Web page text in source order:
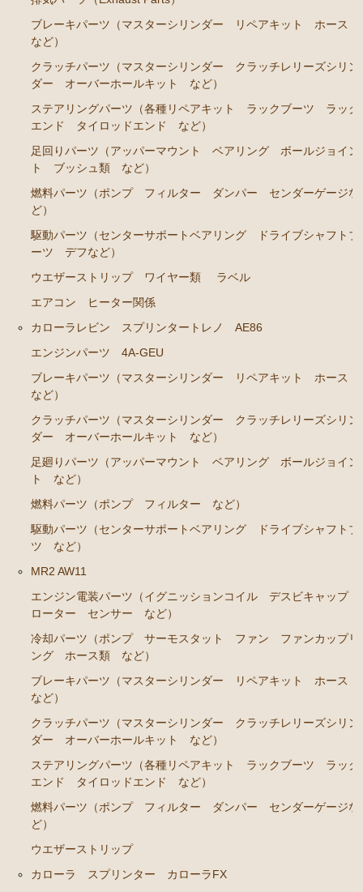
排気パーツ（Exhaust Parts）
ト ホース など）
クラッチパーツ（マスターシリンダー クラッチレリ
ーズシリンダー オーバーホールキット など）
ステアリングパーツ（各種リペアキット ラックブー
ツ ラックエンド タイロッドエンド など）
足回りパーツ（アッパーマウント ベアリング ボー
ルジョイント ブッシュ類 など）
燃料パーツ（ポンプ フィルター ダンパー センダ
ーゲージなど）
駆動パーツ（センターサポートベアリング ドライブ
シャフトブーツ デフなど）
ウエザーストリップ ワイヤー類
ラベル
エアコン ヒーター関係
カローラレビン スプリンタートレノ AE86
エンジンパーツ 4A-GEU
ブレーキパーツ（マスターシリンダー リペアキッ
ーズシリンダー オーバーホールキット など）
足廻りパーツ（アッパーマウント ベアリング ボー
燃料パーツ（ポンプ フィルター など）
駆動パーツ（センターサポートベアリング ドライブ
シャフトブーツ など）
MR2 AW11
エンジン電装パーツ（イグニッションコイル デスビ
キャップ ローター センサー など）
冷却パーツ（ポンプ サーモスタット ファン ファ
ンカップリング ホース類 など）
ブレーキパーツ（マスターシリンダー リペアキッ
ト ホース など）
クラッチパーツ（マスターシリンダー クラッチレリ
ーズシリンダー オーバーホールキット など）
ブレーキパーツ（マスターシリンダー リペアキット ホース
など）
クラッチパーツ（マスターシリンダー クラッチレリーズシリン
ダー オーバーホールキット など）
ステアリングパーツ（各種リペアキット ラックブーツ ラック
エンド タイロッドエンド など）
足回りパーツ（アッパーマウント ベアリング ボールジョイン
ト ブッシュ類 など）
燃料パーツ（ポンプ フィルター ダンパー センダーゲージな
ど）
駆動パーツ（センターサポートベアリング ドライブシャフトブ
ーツ デフなど）
ウエザーストリップ ワイヤー類
ラベル
エアコン ヒーター関係
カローラレビン スプリンタートレノ AE86
エンジンパーツ 4A-GEU
ブレーキパーツ（マスターシリンダー リペアキット ホース
など）
クラッチパーツ（マスターシリンダー クラッチレリーズシリン
ダー オーバーホールキット など）
足廻りパーツ（アッパーマウント ベアリング ボールジョイン
ト など）
燃料パーツ（ポンプ フィルター など）
駆動パーツ（センターサポートベアリング ドライブシャフトブ
ツ など）
MR2 AW11
エンジン電装パーツ（イグニッションコイル デスビキャップ
ローター センサー など）
冷却パーツ（ポンプ サーモスタット ファン ファンカップリ
ング ホース類 など）
ブレーキパーツ（マスターシリンダー リペアキット ホース
など）
クラッチパーツ（マスターシリンダー クラッチレリーズシリン
ダー オーバーホールキット など）
ステアリングパーツ（各種リペアキット ラックブーツ ラック
エンド タイロッドエンド など）
燃料パーツ（ポンプ フィルター ダンパー センダーゲージな
ど）
ウエザーストリップ
カローラ スプリンター カローラFX